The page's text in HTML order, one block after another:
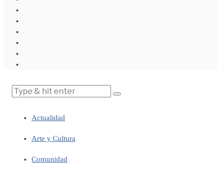
Actualidad
Arte y Cultura
Comunidad